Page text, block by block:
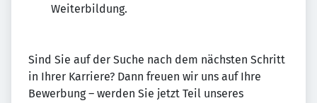
Weiterbildung.
Sind Sie auf der Suche nach dem nächsten Schritt
in Ihrer Karriere? Dann freuen wir uns auf Ihre
Bewerbung – werden Sie jetzt Teil unseres